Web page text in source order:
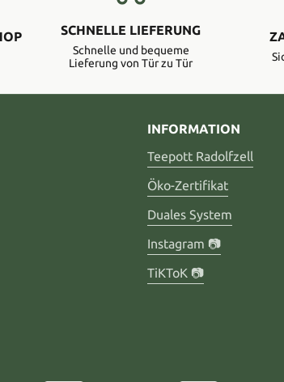
SCHNELLE LIEFERUNG
Schnelle und bequeme
Lieferung von Tür zu Tür
INFORMATION
Teepott Radolfzell
Öko-Zertifikat
Duales System
Instagram 📷
TiKToK 📷